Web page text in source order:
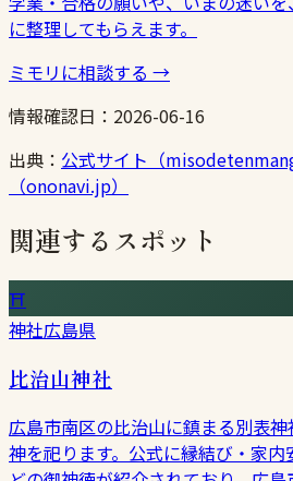
に整理してもらえます。
ミモリに相談する →
情報確認日： 2026-06-16
出典： 公式サイト（
（ononavi.jp）
関連するスポット
⛩
神社広島県
比治山神社
広島市南区の比治山に鎮まる別表
神を祀ります。公式に縁結び・家